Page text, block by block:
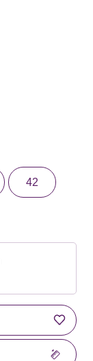
42